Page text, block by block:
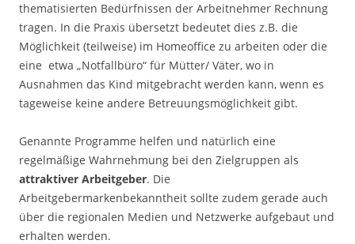
thematisierten Bedürfnissen der Arbeitnehmer Rechnung
tragen. In die Praxis übersetzt bedeutet dies z.B. die
Möglichkeit (teilweise) im Homeoffice zu arbeiten oder die
eine etwa „Notfallbüro“ für Mütter/ Väter, wo in
Ausnahmen das Kind mitgebracht werden kann, wenn es
tageweise keine andere Betreuungsmöglichkeit gibt.
Genannte Programme helfen und natürlich eine
regelmäßige Wahrnehmung bei den Zielgruppen als
attraktiver Arbeitgeber. Die
Arbeitgebermarkenbekanntheit sollte zudem gerade auch
über die regionalen Medien und Netzwerke aufgebaut und
erhalten werden.